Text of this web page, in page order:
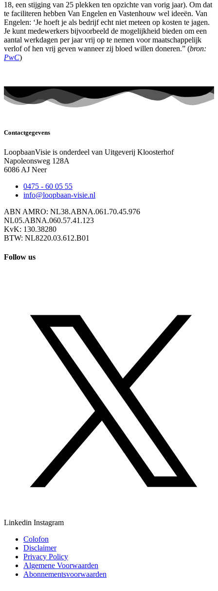
18, een stijging van 25 plekken ten opzichte van vorig jaar). Om dat
te faciliteren hebben Van Engelen en Vastenhouw wel ideeën. Van
Engelen: ‘Je hoeft je als bedrijf echt niet meteen op kosten te jagen.
Je kunt medewerkers bijvoorbeeld de mogelijkheid bieden om een
aantal werkdagen per jaar vrij op te nemen voor maatschappelijk
verlof of hen vrij geven wanneer zij bloed willen doneren.” (bron:
PwC)
Contactgegevens
LoopbaanVisie is onderdeel van Uitgeverij Kloosterhof
Napoleonsweg 128A
6086 AJ Neer
0475 - 60 05 55
info@loopbaan-visie.nl
ABN AMRO: NL38.ABNA.061.70.45.976
NL05.ABNA.060.57.41.123
KvK: 130.38280
BTW: NL8220.03.612.B01
Follow us
Linkedin Instagram
Colofon
Disclaimer
Privacy Policy
Algemene Voorwaarden
Abonnementsvoorwaarden